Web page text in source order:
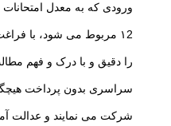
ورودی که به معدل امتحانات
۱2 مربوط می شود، با
را دقیق و با درک و فهم
سراسری بدون پرداخت
شرکت می نمایند و عدالت